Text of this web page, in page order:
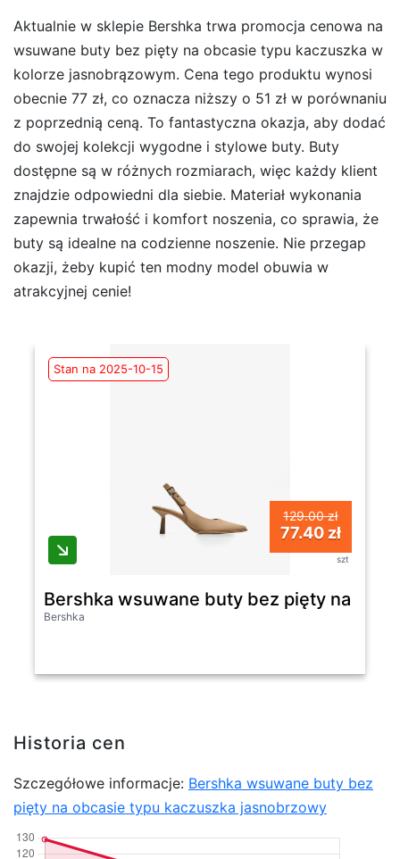
Aktualnie w sklepie Bershka trwa promocja cenowa na
wsuwane buty bez pięty na obcasie typu kaczuszka w
kolorze jasnobrązowym. Cena tego produktu wynosi
obecnie 77 zł, co oznacza niższy o 51 zł w porównaniu
z poprzednią ceną. To fantastyczna okazja, aby dodać
do swojej kolekcji wygodne i stylowe buty. Buty
dostępne są w różnych rozmiarach, więc każdy klient
znajdzie odpowiedni dla siebie. Materiał wykonania
zapewnia trwałość i komfort noszenia, co sprawia, że
buty są idealne na codzienne noszenie. Nie przegap
okazji, żeby kupić ten modny model obuwia w
atrakcyjnej cenie!
Stan na 2025-10-15
129.00 zł
77.40 zł
szt
Bershka wsuwane buty bez pięty na
Bershka
Historia cen
Szczegółowe informacje: Bershka wsuwane buty bez
pięty na obcasie typu kaczuszka jasnobrzowy